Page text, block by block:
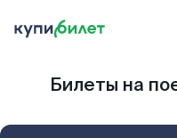
Билеты на